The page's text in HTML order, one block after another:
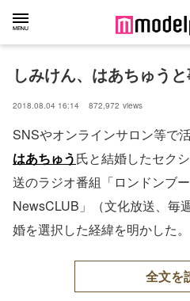
しみけん、はあちゅう
2018.08.04 16:14 872,972 views
SNSやオンラインサロン等で
はあちゅう氏と結婚したセク
送のラジオ番組「ロンドンブ
NewsCLUB」（文化放送、毎
婚を選択した経緯を明かした。
全文を